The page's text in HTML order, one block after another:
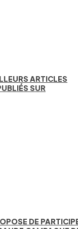
ARTICLES
SUR
DE